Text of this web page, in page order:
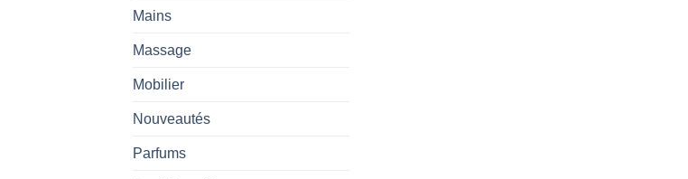
Mains
Massage
Mobilier
Nouveautés
Parfums